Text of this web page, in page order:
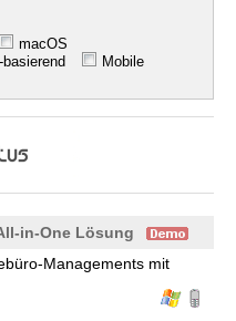
macOS
Mobile
in-One Lösung
Managements mit